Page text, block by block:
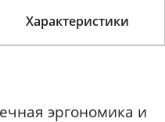
Характеристики
эргономика и